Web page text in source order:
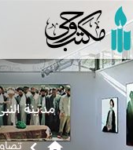
مدینة